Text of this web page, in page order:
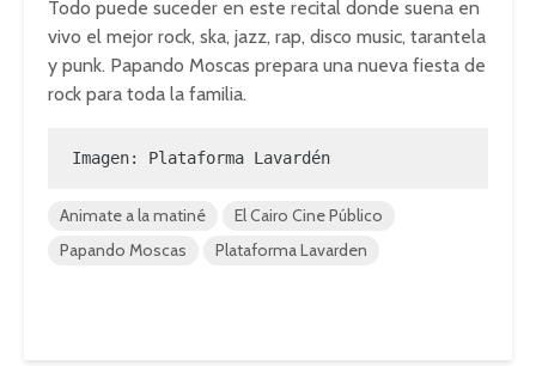
Todo puede suceder en este recital donde suena en
vivo el mejor rock, ska, jazz, rap, disco music, tarantela
y punk. Papando Moscas prepara una nueva fiesta de
rock para toda la familia.
Imagen: Plataforma Lavardén
Animate a la matiné
El Cairo Cine Público
Papando Moscas
Plataforma Lavarden